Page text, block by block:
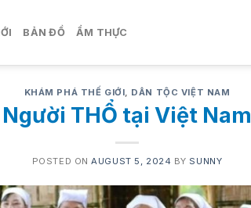
BẢN ĐỒ ẨM THỰC
KHÁM PHÁ THẾ GIỚI, DÂN TỘC VIỆT NAM
Người THỔ tại Việt Nam
POSTED ONAUGUST 5, 2024 BY SUNNY